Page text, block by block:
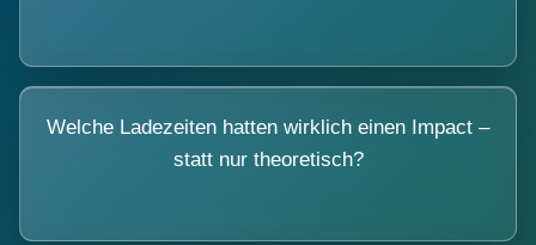
Welche Ladezeiten hatten wirklich einen Impact –
statt nur theoretisch?